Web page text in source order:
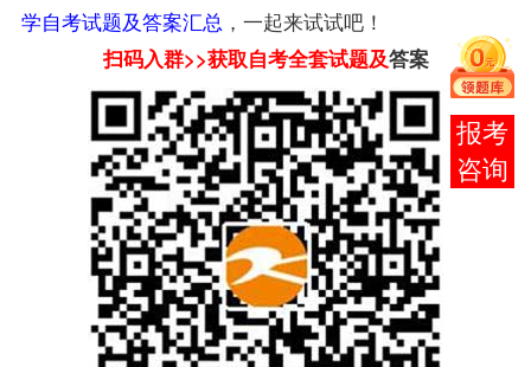
报考
咨询
学自考试题及答案汇总 ，一起来试试吧！
扫码入群>>获取自考全套试题及答案